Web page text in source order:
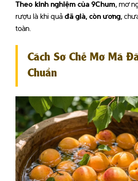
Theo kinh nghiệm của 9Chum, mơ
rượu là khi quả đã già, còn ương,
toàn.
Cách Sơ Chế Mơ Má
Chuẩn